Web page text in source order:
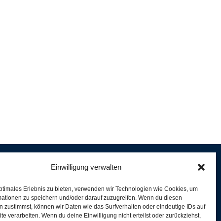
Einwilligung verwalten
Erlebnis zu bieten, verwenden wir Technologien wie Cookies, um
zu speichern und/oder darauf zuzugreifen. Wenn du diesen
zustimmst, können wir Daten wie das Surfverhalten oder eindeutige IDs auf
verarbeiten. Wenn du deine Einwilligung nicht erteilst oder zurückziehst,
und